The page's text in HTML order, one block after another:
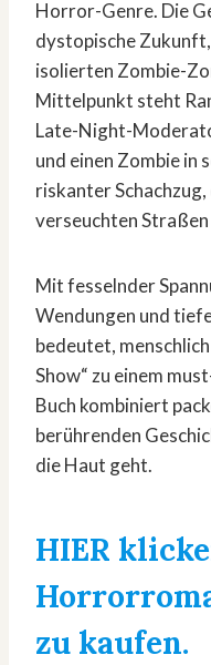
Horror-Genre. Die
dystopische
isolierten Zombie-
Mittelpunkt steht
Late-Night-
und einen Zombie in
riskanter
verseuchten
Mit fesselnder
Wendungen und
bedeutet,
Show“ zu einem
Buch kombiniert
berührenden
die Haut geht.
HIER
zu kaufen.